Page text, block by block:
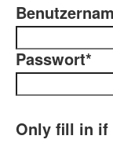
Passwort*
Only fill in if